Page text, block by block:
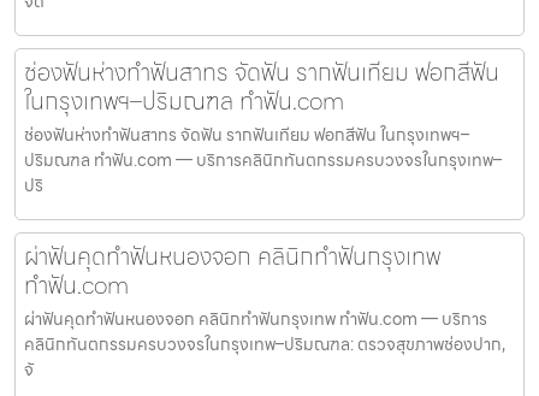
ช่องฟันห่างทำฟันสาทร จัดฟัน รากฟันเทียม ฟอกสีฟัน
ในกรุงเทพฯ–ปริมณฑล ทำฟัน.com
ช่องฟันห่างทำฟันสาทร จัดฟัน รากฟันเทียม ฟอกสีฟัน ในกรุงเทพฯ–
ปริมณฑล ทำฟัน.com — บริการคลินิกทันตกรรมครบวงจรในกรุงเทพ–
ปริ
ผ่าฟันคุดทำฟันหนองจอก คลินิกทำฟันกรุงเทพ
ทำฟัน.com
ผ่าฟันคุดทำฟันหนองจอก คลินิกทำฟันกรุงเทพ ทำฟัน.com — บริการ
คลินิกทันตกรรมครบวงจรในกรุงเทพ–ปริมณฑล: ตรวจสุขภาพช่องปาก,
จั